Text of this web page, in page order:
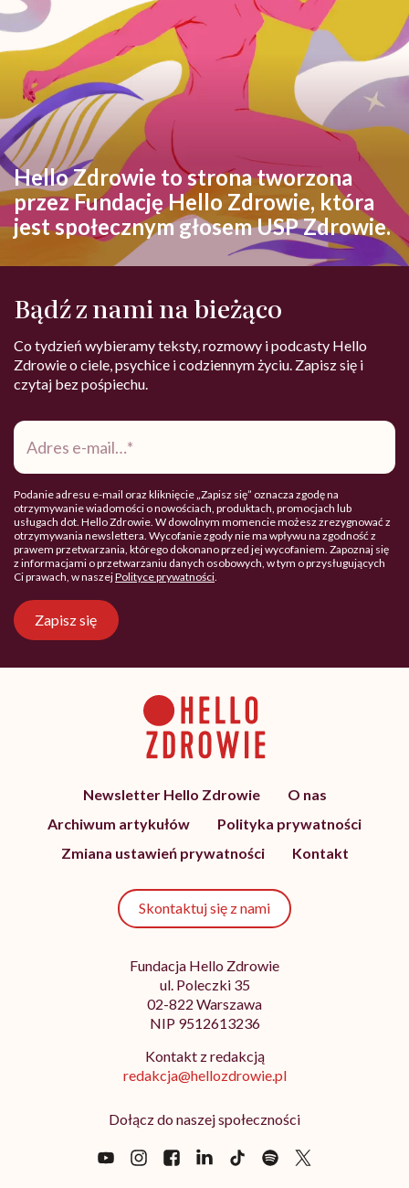
Hello Zdrowie to strona tworzona
przez Fundację Hello Zdrowie, która
jest społecznym głosem USP Zdrowie.
Bądź z nami na bieżąco
Co tydzień wybieramy teksty, rozmowy i podcasty Hello
Zdrowie o ciele, psychice i codziennym życiu. Zapisz się i
czytaj bez pośpiechu.
Adres
mail*
Podanie adresu e-mail oraz kliknięcie „Zapisz się” oznacza zgodę na
otrzymywanie wiadomości o nowościach, produktach, promocjach lub
usługach dot. Hello Zdrowie. W dowolnym momencie możesz zrezygnować z
otrzymywania newslettera. Wycofanie zgody nie ma wpływu na zgodność z
prawem przetwarzania, którego dokonano przed jej wycofaniem. Zapoznaj się
z informacjami o przetwarzaniu danych osobowych, w tym o przysługujących
Ci prawach, w naszejPolityce prywatności.
Zapisz się
Newsletter Hello Zdrowie
O nas
Archiwum artykułów
Polityka prywatności
Zmiana ustawień prywatności
Kontakt
Skontaktuj się z nami
Fundacja Hello Zdrowie
ul. Poleczki 35
02-822 Warszawa
NIP 9512613236
Kontakt z redakcją
redakcja@hellozdrowie.pl
Dołącz do naszej społeczności